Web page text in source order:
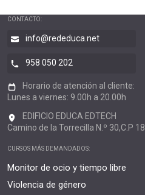
CONTACTO:
info@rededuca.net
958 050 202
Horario de atención al cliente:
Lunes a viernes: 9.00h a 20.00h
EDIFICIO EDUCA EDTECH
Camino de la Torrecilla N.º 30,C.P
CURSOS MÁS DEMANDADOS:
Monitor de ocio y tiempo libre
Violencia de género